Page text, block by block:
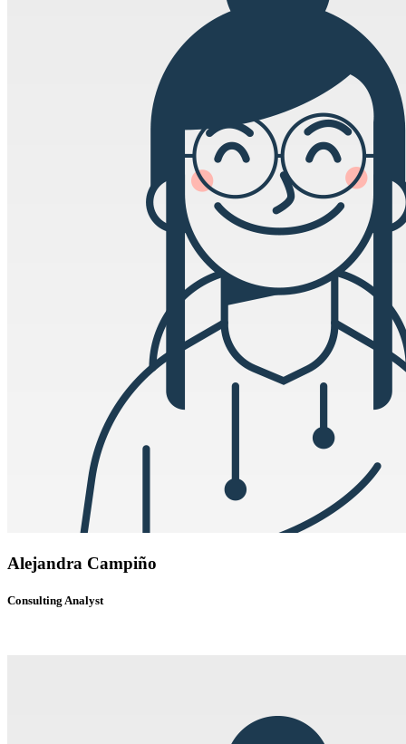
Alejandra Campiño
Consulting Analyst